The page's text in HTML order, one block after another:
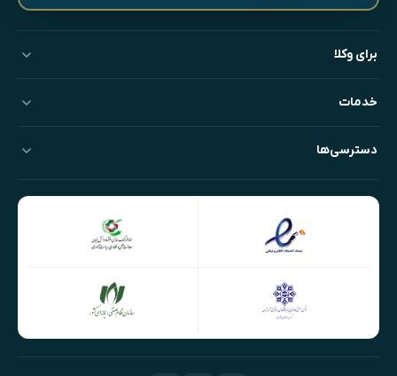
برای وکلا
خدمات
دسترسی‌ها